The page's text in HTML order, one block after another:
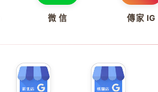
微 信 傳家 IG